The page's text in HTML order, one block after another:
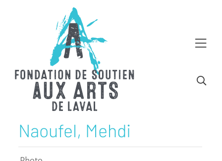
Naoufel, Mehdi